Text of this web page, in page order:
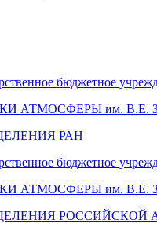
бюджетное
АТМОСФЕРЫ им. В.Е.
РАН
бюджетное
АТМОСФЕРЫ им. В.Е.
РОССИЙСКОЙ